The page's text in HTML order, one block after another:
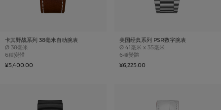
卡其野战系列 38毫米自动腕表
Ø Case size
38毫米
6種變體
¥5,400.00
美国经典系列 PSR数字腕表
Ø Case size
41毫米 x 35毫米
6種變體
¥6,225.00